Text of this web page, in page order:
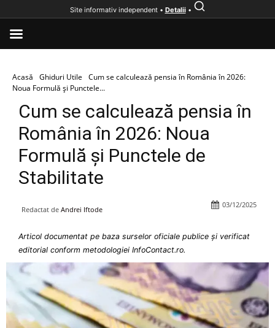
Acasă Ghiduri Utile
Cum se calculează pensia în România în 2026:
Noua Formulă și Punctele...
Cum se calculează pensia în
România în 2026: Noua
Formulă și Punctele de
Stabilitate
Redactat de Andrei Iftode
03/12/2025
Articol documentat pe baza surselor oficiale publice și verificat
editorial conform metodologiei InfoContact.ro.
Site informativ independent • Detalii•